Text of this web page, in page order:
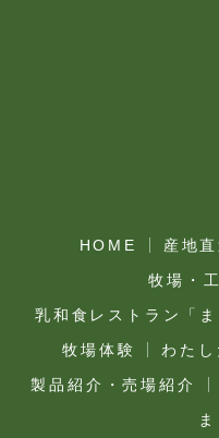
HOME
産地
牧場・
乳和食レストラン「ま
牧場体験
わた
製品紹介・売場紹介